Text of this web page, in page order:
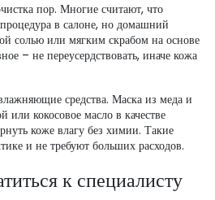
пор. Многие считают, что
в салоне, но домашний
солью или мягким скрабом на основе
– не переусердствовать, иначе кожа
средства. Маска из меда и
или кокосовое масло в качестве
коже влагу без химии. Такие
и не требуют больших расходов.
к специалисту